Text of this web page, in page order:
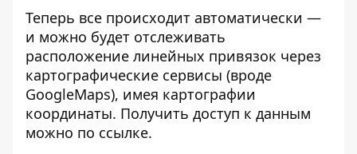
Теперь все происходит автоматически —
и можно будет отслеживать
расположение линейных привязок через
картографические сервисы (вроде
GoogleMaps), имея картографии
координаты. Получить доступ к данным
можно по ссылке.